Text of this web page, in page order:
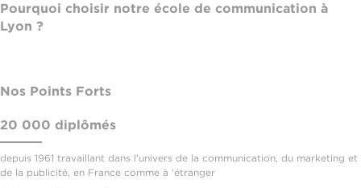
Pourquoi choisir notre école de communication à
Lyon ?
Nos Points Forts
20 000 diplômés
depuis 1961 travaillant dans l'univers de la communication, du marketing et
de la publicité, en France comme à 'étranger